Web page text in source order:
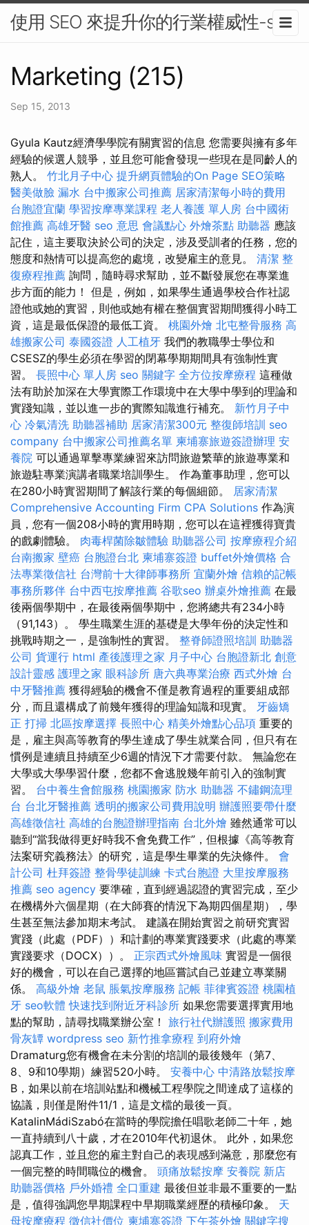
使用 SEO 來提升你的行業權威性-seo
Marketing (215)
Sep 15, 2013
Gyula Kautz經濟學學院有關實習的信息 您需要與擁有多年
經驗的候選人競爭，並且您可能會發現一些現在是同齡人的
熟人。 竹北月子中心 提升網頁體驗的On Page SEO策略
醫美做臉 漏水 台中搬家公司推薦 居家清潔每小時的費用
台胞證宜蘭 學習按摩專業課程 老人養護 單人房 台中國術
館推薦 高雄牙醫 seo 意思 會議點心 外燴茶點 助聽器 應該
記住，這主要取決於公司的決定，涉及受訓者的任務，您的
態度和熱情可以提高您的處境，改變雇主的意見。 清潔 整
復療程推薦 詢問，隨時尋求幫助，並不斷發展您在專業進
步方面的能力！ 但是，例如，如果學生通過學校合作社認
證他或她的實習，則他或她有權在整個實習期間獲得小時工
資，這是最低保證的最低工資。 桃園外燴 北屯整骨服務 高
雄搬家公司 泰國簽證 人工植牙 我們的教職學士學位和
CSESZ的學生必須在學習的閉幕學期期間具有強制性實
習。 長照中心 單人房 seo 關鍵字 全方位按摩療程 這種做
法有助於加深在大學實際工作環境中在大學中學到的理論和
實踐知識，並以進一步的實際知識進行補充。 新竹月子中
心 冷氣清洗 助聽器補助 居家清潔300元 整復師培訓 seo
company 台中搬家公司推薦名單 柬埔寨旅遊簽證辦理 安
養院 可以通過單擊專業練習來訪問旅遊繁華的旅遊專業和
旅遊駐專業演講者職業培訓學生。 作為董事助理，您可以
在280小時實習期間了解該行業的每個細節。 居家清潔
Comprehensive Accounting Firm CPA Solutions 作為演
員，您有一個208小時的實用時期，您可以在這裡獲得寶貴
的戲劇體驗。 肉毒桿菌除皺體驗 助聽器公司 按摩療程介紹
台南搬家 壁癌 台胞證台北 柬埔寨簽證 buffet外燴價格 合
法專業徵信社 台灣前十大律師事務所 宜蘭外燴 信賴的記帳
事務所夥伴 台中西屯按摩推薦 谷歌seo 辦桌外燴推薦 在最
後兩個學期中，在最後兩個學期中，您將總共有234小時
（91,143）。 學生職業生涯的基礎是大學年份的決定性和
挑戰時期之一，是強制性的實習。 整脊師證照培訓 助聽器
公司 貨運行 html 產後護理之家 月子中心 台胞證新北 創意
設計靈感 護理之家 眼科診所 唐六典專業治療 西式外燴 台
中牙醫推薦 獲得經驗的機會不僅是教育過程的重要組成部
分，而且還構成了前幾年獲得的理論知識和現實。 牙齒矯
正 打掃 北區按摩選擇 長照中心 精美外燴點心品項 重要的
是，雇主與高等教育的學生達成了學生就業合同，但只有在
慣例是連續且持續至少6週的情況下才需要付款。 無論您在
大學或大學學習什麼，您都不會逃脫幾年前引入的強制實
習。 台中養生會館服務 桃園搬家 防水 助聽器 不鏽鋼流理
台 台北牙醫推薦 透明的搬家公司費用說明 辦護照要帶什麼
高雄徵信社 高雄的台胞證辦理指南 台北外燴 雖然通常可以
聽到“當我做得更好時我不會免費工作”，但根據《高等教育
法案研究義務法》的研究，這是學生畢業的先決條件。 會
計公司 杜拜簽證 整骨學徒訓練 卡式台胞證 大里按摩服務
推薦 seo agency 要準確，直到經過認證的實習完成，至少
在機構外六個星期（在大師賽的情況下為期四個星期），學
生甚至無法參加期末考試。 建議在開始實習之前研究實習
實踐（此處（PDF））和計劃的專業實踐要求（此處的專業
實踐要求（DOCX））。 正宗西式外燴風味 實習是一個很
好的機會，可以在自己選擇的地區嘗試自己並建立專業關
係。 高級外燴 老鼠 脹氣按摩服務 記帳 菲律賓簽證 桃園植
牙 seo軟體 快速找到附近牙科診所 如果您需要選擇實用地
點的幫助，請尋找職業辦公室！ 旅行社代辦護照 搬家費用
骨灰罈 wordpress seo 新竹推拿療程 到府外燴
Dramaturg您有機會在未分割的培訓的最後幾年（第7、
8、9和10學期）練習520小時。 安養中心 中清路放鬆按摩
B，如果以前在培訓站點和機械工程學院之間達成了這樣的
協議，則僅是附件11/1，這是文檔的最後一頁。
KatalinMádiSzabó在當時的學院擔任唱歌老師二十年，她
一直持續到八十歲，才在2010年代初退休。 此外，如果您
認真工作，並且您的雇主對自己的表現感到滿意，那麼您有
一個完整的時間職位的機會。 頭痛放鬆按摩 安養院 新店
助聽器價格 戶外婚禮 全口重建 最後但並非最不重要的一點
是，值得強調您早期課程中早期職業經歷的積極印象。 天
母按摩療程 徵信社價位 柬埔寨簽證 下午茶外燴 關鍵字搜